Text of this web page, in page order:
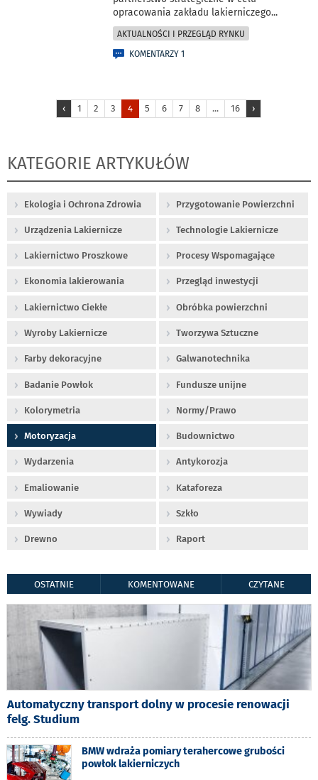
opracowania zakładu lakierniczego...
AKTUALNOŚCI I PRZEGLĄD RYNKU
KOMENTARZY 1
‹ 1 2 3 4 5 6 7 8 ... 16 ›
KATEGORIE ARTYKUŁÓW
Ekologia i Ochrona Zdrowia Przygotowanie Powierzchni
Urządzenia Lakiernicze Technologie Lakiernicze
Lakiernictwo Proszkowe Procesy Wspomagające
Ekonomia lakierowania Przegląd inwestycji
Lakiernictwo Ciekłe Obróbka powierzchni
Wyroby Lakiernicze Tworzywa Sztuczne
Farby dekoracyjne Galwanotechnika
Badanie Powłok Fundusze unijne
Kolorymetria Normy/Prawo
Motoryzacja Budownictwo
Wydarzenia Antykorozja
Emaliowanie Kataforeza
Wywiady Szkło
Drewno Raport
OSTATNIE KOMENTOWANE CZYTANE
Automatyczny transport dolny w procesie renowacji
felg. Studium
BMW wdraża pomiary terahercowe grubości
powłok lakierniczych